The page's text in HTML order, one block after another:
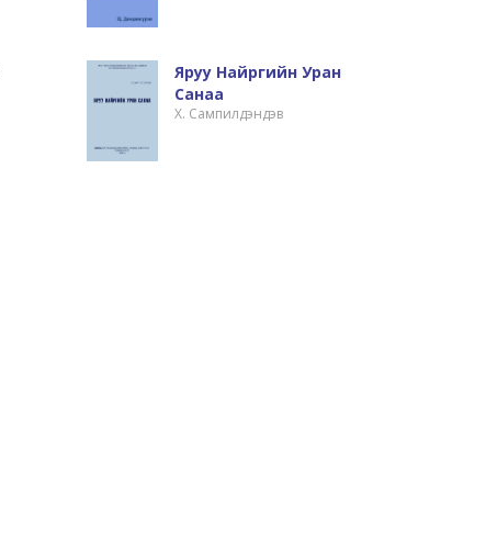
Яруу Найргийн Уран
Санаа
Х. Сампилдэндэв